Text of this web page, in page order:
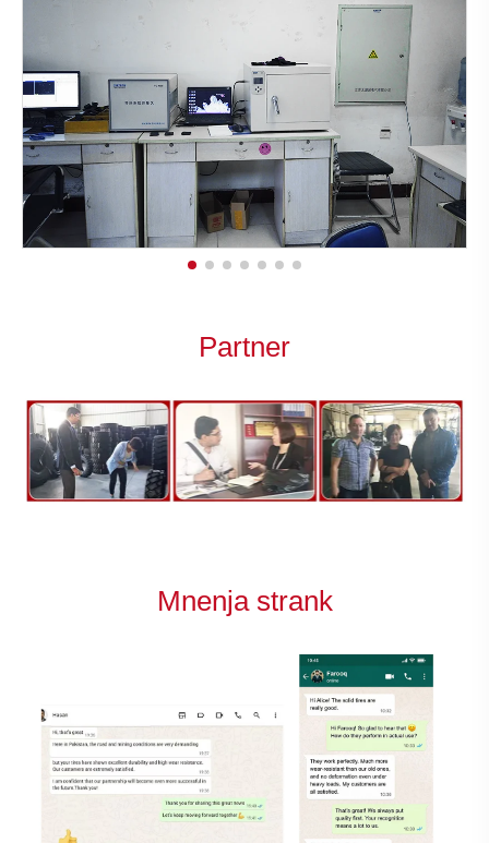
Partner
Mnenja strank